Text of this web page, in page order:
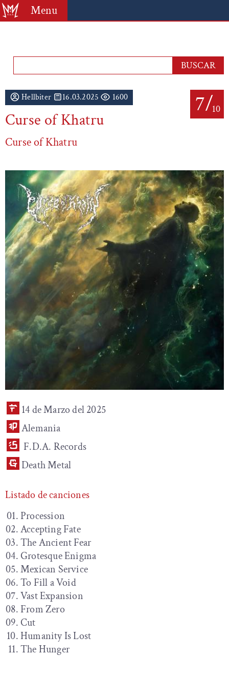
Menu
7/10
Hellbiter 16.03.2025 1600
Curse of Khatru
Curse of Khatru
14 de Marzo del 2025
Alemania
F.D.A. Records
Death Metal
Listado de canciones
Procession
Accepting Fate
The Ancient Fear
Grotesque Enigma
Mexican Service
To Fill a Void
Vast Expansion
From Zero
Cut
Humanity Is Lost
The Hunger